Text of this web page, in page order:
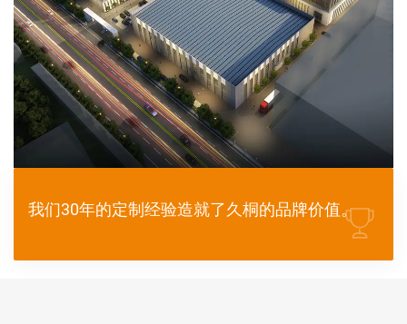
我们30年的定制经验造就了久桐的品牌价值。